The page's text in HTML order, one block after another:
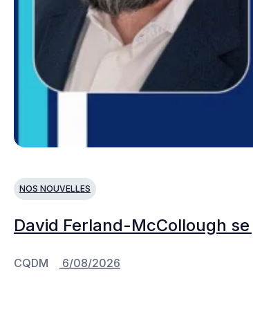
NOS NOUVELLES
David Ferland-McCollough se
CQDM 6/08/2026